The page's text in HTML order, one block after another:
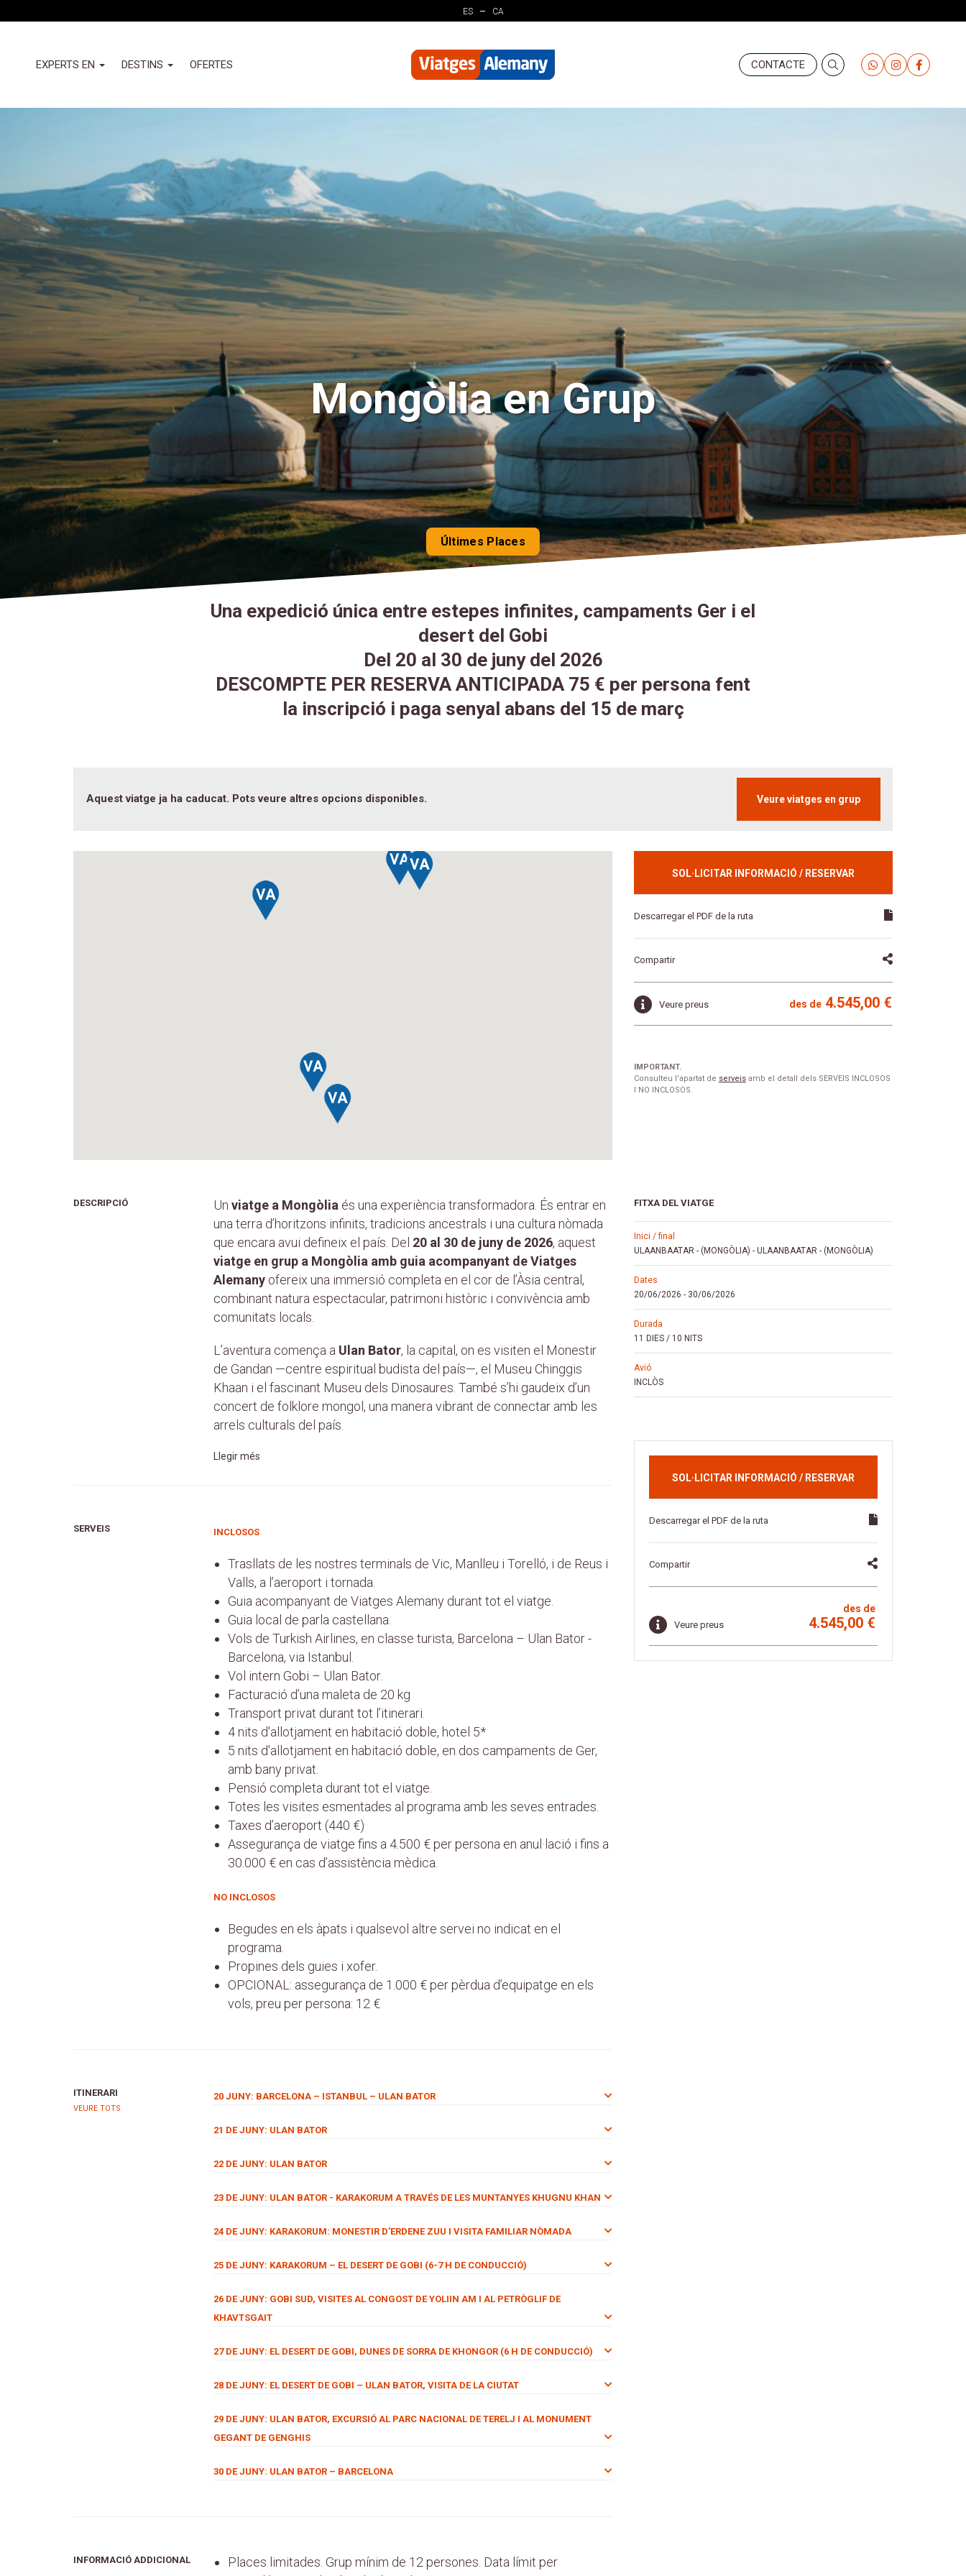
al
ES CA
Header
Nuevo
EXPERTS EN DESTINS OFERTES
Header
CONTACTE
Últimes Places
Mongòlia en Grup
Una expedició única entre estepes infinites, campaments Ger i el
desert del Gobi
Del 20 al 30 de juny del 2026
DESCOMPTE PER RESERVA ANTICIPADA 75 € per persona fent
la inscripció i paga senyal abans del 15 de març
Aquest viatge ja ha caducat. Pots veure altres opcions disponibles. Veure viatges en grup
SOL·LICITAR INFORMACIÓ / RESERVAR
Descarregar el PDF de la ruta
Compartir
Veure preus des de 4.545,00 €
IMPORTANT.
Consulteu l'apartat de serveis amb el detall dels SERVEIS INCLOSOS
I NO INCLOSOS.
DESCRIPCIÓ Un viatge a Mongòlia és una experiència transformadora. És entrar en
una terra d’horitzons infinits, tradicions ancestrals i una cultura nòmada
que encara avui defineix el país. Del 20 al 30 de juny de 2026, aquest
viatge en grup a Mongòlia amb guia acompanyant de Viatges
Alemany ofereix una immersió completa en el cor de l’Àsia central,
combinant natura espectacular, patrimoni històric i convivència amb
comunitats locals.
L’aventura comença a Ulan Bator, la capital, on es visiten el Monestir
de Gandan —centre espiritual budista del país—, el Museu Chinggis
Khaan i el fascinant Museu dels Dinosaures. També s’hi gaudeix d’un
concert de folklore mongol, una manera vibrant de connectar amb les
arrels culturals del país.
Llegir més
SERVEIS INCLOSOS
Trasllats de les nostres terminals de Vic, Manlleu i Torelló, i de Reus i
Valls, a l’aeroport i tornada.
Guia acompanyant de Viatges Alemany durant tot el viatge.
Guia local de parla castellana.
Vols de Turkish Airlines, en classe turista, Barcelona – Ulan Bator -
Barcelona, via Istanbul.
Vol intern Gobi – Ulan Bator.
Facturació d’una maleta de 20 kg
Transport privat durant tot l’itinerari.
4 nits d'allotjament en habitació doble, hotel 5*
5 nits d'allotjament en habitació doble, en dos campaments de Ger,
amb bany privat.
Pensió completa durant tot el viatge.
Totes les visites esmentades al programa amb les seves entrades.
Taxes d’aeroport (440 €)
Assegurança de viatge fins a 4.500 € per persona en anul·lació i fins a
30.000 € en cas d’assistència mèdica.
NO INCLOSOS
Begudes en els àpats i qualsevol altre servei no indicat en el
programa.
Propines dels guies i xofer.
OPCIONAL: assegurança de 1.000 € per pèrdua d’equipatge en els
vols, preu per persona: 12 €
ITINERARI
VEURE TOTS
20 JUNY: BARCELONA – ISTANBUL – ULAN BATOR
21 DE JUNY: ULAN BATOR
22 DE JUNY: ULAN BATOR
23 DE JUNY: ULAN BATOR - KARAKORUM A TRAVÉS DE LES MUNTANYES KHUGNU KHAN
24 DE JUNY: KARAKORUM: MONESTIR D'ERDENE ZUU I VISITA FAMILIAR NÒMADA
25 DE JUNY: KARAKORUM – EL DESERT DE GOBI (6-7 H DE CONDUCCIÓ)
26 DE JUNY: GOBI SUD, VISITES AL CONGOST DE YOLIIN AM I AL PETRÒGLIF DE
KHAVTSGAIT
27 DE JUNY: EL DESERT DE GOBI, DUNES DE SORRA DE KHONGOR (6 H DE CONDUCCIÓ)
28 DE JUNY: EL DESERT DE GOBI – ULAN BATOR, VISITA DE LA CIUTAT
29 DE JUNY: ULAN BATOR, EXCURSIÓ AL PARC NACIONAL DE TERELJ I AL MONUMENT
GEGANT DE GENGHIS
30 DE JUNY: ULAN BATOR – BARCELONA
INFORMACIÓ ADDICIONAL
Places limitades. Grup mínim de 12 persones. Data límit per
FITXA DEL VIATGE
inici / final
ULAANBAATAR - (MONGÒLIA) - ULAANBAATAR - (MONGÒLIA)
dates
20/06/2026 - 30/06/2026
durada
11 DIES / 10 NITS
avió
INCLÒS
SOL·LICITAR INFORMACIÓ / RESERVAR
Descarregar el PDF de la ruta
Compartir
Veure preus
des de
4.545,00 €